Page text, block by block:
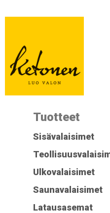
Tuotteet
Sisävalaisimet
Ulkovalaisimet
Saunavalaisimet
Latausasemat